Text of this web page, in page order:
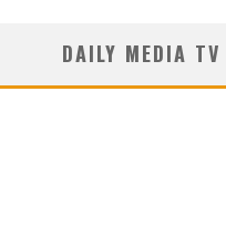
DAILY MEDIA TV